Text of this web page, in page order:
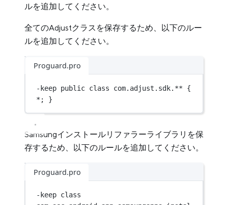
ルを追加してください。
全てのAdjustクラスを保存するため、以下のルー
ルを追加してください。
Proguard.pro
-keep public class com
* ; }
Samsungインストールリファラーライブラリを保
存するため、以下のルールを追加してください。
Proguard.pro
-keep class